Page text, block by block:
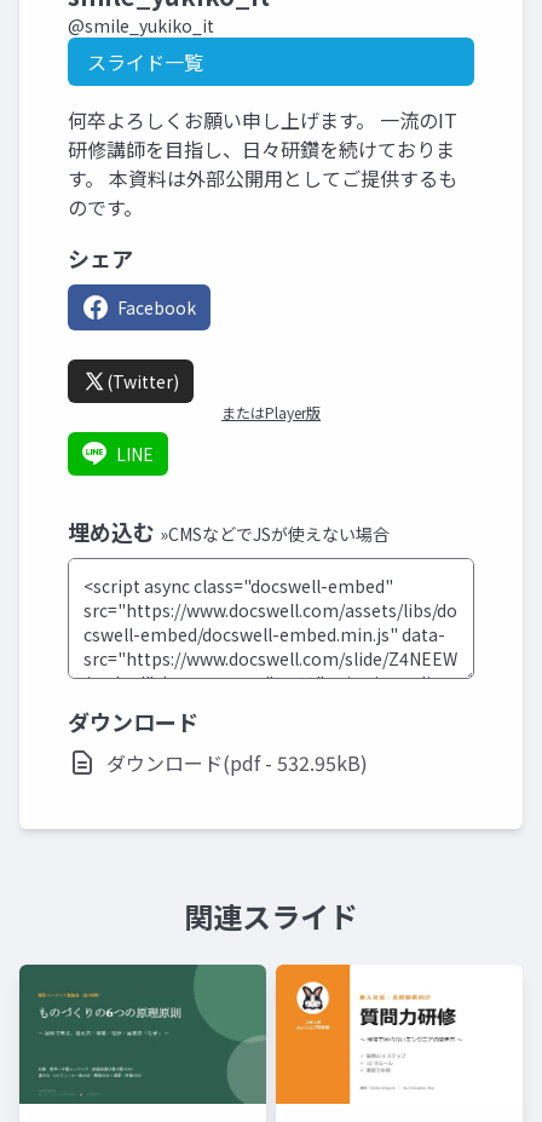
@smile_yukiko_it
スライド一覧
何卒よろしくお願い申し上げます。 一流のIT
研修講師を目指し、日々研鑽を続けておりま
す。 本資料は外部公開用としてご提供するも
のです。
シェア
Facebook
(Twitter)
またはPlayer版
LINE
埋め込む »CMSなどでJSが使えない場合
ダウンロード
ダウンロード(pdf - 532.95kB)
関連スライド